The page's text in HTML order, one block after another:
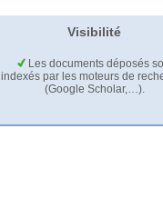
Visibilité
Les documents déposés
indexés par les moteurs de
(Google Scholar,…).